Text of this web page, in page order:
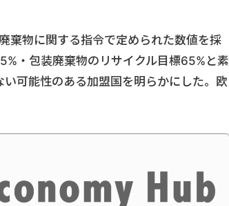
棄物に関する指令で定められた数値を採
・包装廃棄物のリサイクル目標65%と素
可能性のある加盟国を明らかにした。欧